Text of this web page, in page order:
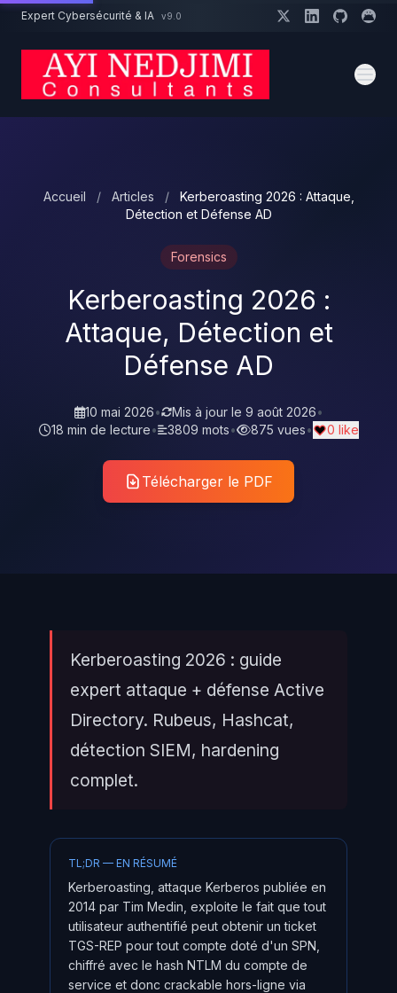
Aller au contenu principal
Expert Cybersécurité & IA v9.0
Accueil / Articles /
Kerberoasting 2026 : Attaque,
Détection et Défense AD
Forensics
Kerberoasting 2026 :
Attaque, Détection et
Défense AD
10 mai 2026• Mis à jour le 9 août 2026•
18 min de lecture• 3809 mots• 875 vues• 0 like
Télécharger le PDF
Kerberoasting 2026 : guide
expert attaque + défense Active
Directory. Rubeus, Hashcat,
détection SIEM, hardening
complet.
TL;DR — EN RÉSUMÉ
Kerberoasting, attaque Kerberos publiée en
2014 par Tim Medin, exploite le fait que tout
utilisateur authentifié peut obtenir un ticket
TGS-REP pour tout compte doté d'un SPN,
chiffré avec le hash NTLM du compte de
service et donc crackable hors-ligne via
Un projet cybersécurité ?